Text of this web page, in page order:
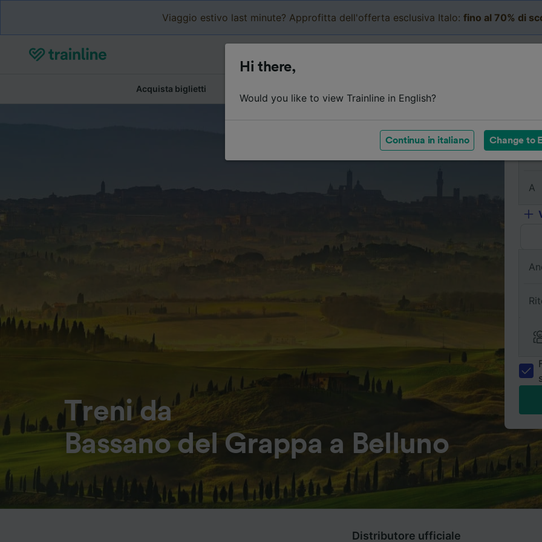
Viaggio estivo last minute? Approfitta dell'offerta esclusiva Italo: fino al 70% di
Acquista biglietti
Treni da
Bassano del Grappa a Belluno
Da
A
Distributore ufficiale
Hi there,
Would you like to view Trainline in English?
Continua in italiano Change to